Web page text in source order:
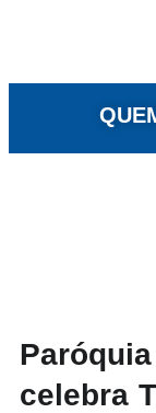
celebra